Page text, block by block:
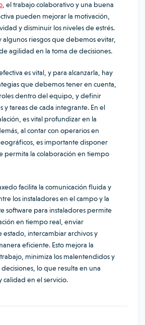
, el trabajo colaborativo y una buena
pueden mejorar la motivación,
y disminuir los niveles de estrés.
algunos riesgos que debemos evitar,
agilidad en la toma de decisiones.
es vital, y para alcanzarla, hay
que debemos tener en cuenta,
dentro del equipo, y definir
y tareas de cada integrante. En el
es vital profundizar en la
al contar con operarios en
es importante disponer
permita la colaboración en tiempo
facilita la comunicación fluida y
los instaladores en el campo y la
software para instaladores permite
en tiempo real, enviar
estado, intercambiar archivos y
eficiente. Esto mejora la
minimiza los malentendidos y
lo que resulta en una
calidad en el servicio.